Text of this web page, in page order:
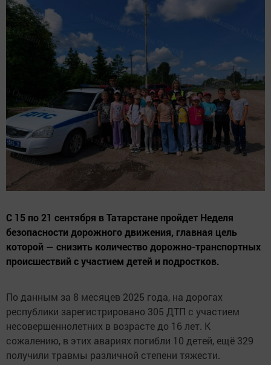
С 15 по 21 сентября в Татарстане пройдет Неделя
безопасности дорожного движения, главная цель
которой — снизить количество дорожно-транспортных
происшествий с участием детей и подростков.
По данным за 8 месяцев 2025 года, на дорогах
республики зарегистрировано 305 ДТП с участием
несовершеннолетних в возрасте до 16 лет. К
сожалению, в этих авариях погибли 10 детей, ещё 329
получили травмы различной степени тяжести.